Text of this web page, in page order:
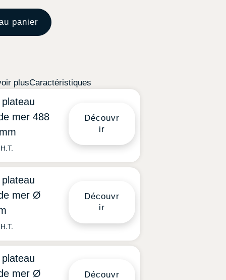
panier
plusCaractéristiques
mer 488
H.T.
Découvr
ir
mer Ø
H.T.
Découvr
ir
mer Ø
Découvr